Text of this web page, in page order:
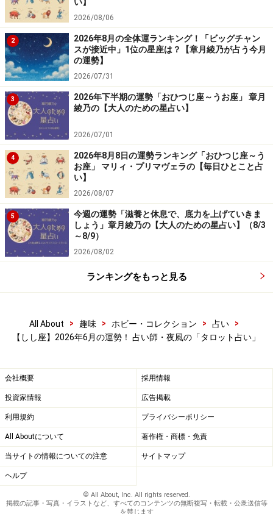
い】
2026/08/06
2
2026年8月の全体運ランキング！「ビッグチャン
スが接近中」1位の星座は？【章月綾乃が占う今月
の運勢】
2026/07/31
3
2026年下半期の運勢「おひつじ座～うお座」 章月
綾乃の【大人のための星占い】
2026/07/01
4
2026年8月8日の運勢ランキング「おひつじ座～う
お座」 マリィ・プリマヴェラの【毎日ひとこと占
い】
2026/08/07
5
今週の運勢「滋養と休息で、底力を上げていきま
しょう」章月綾乃の【大人のための星占い】（8/3
～8/9）
2026/08/02
ランキングをもっと見る
All About > 趣味 > ホビー・コレクション > 占い
>
【しし座】2026年6月の運勢！ 占い師・夜風の「タロット占い」
会社概要 採用情報
投資家情報 広告掲載
利用規約 プライバシーポリシー
All Aboutについて 著作権・商標・免責
当サイトの情報についての注意 サイトマップ
ヘルプ
© All About, Inc. All rights reserved.
掲載の記事・写真・イラストなど、すべてのコンテンツの無断複写・転載・公衆送信等
を禁じます